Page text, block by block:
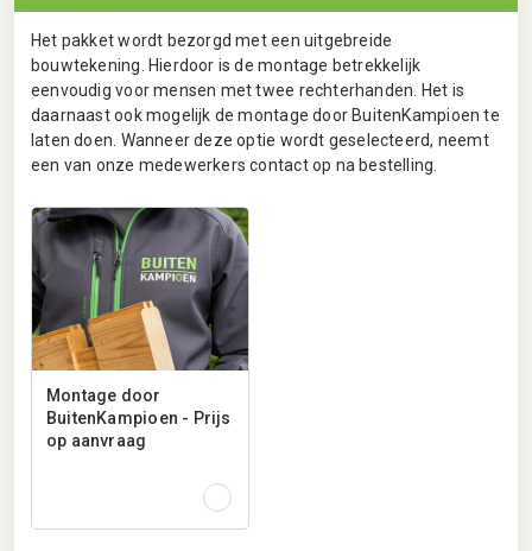
Het pakket wordt bezorgd met een uitgebreide
bouwtekening. Hierdoor is de montage betrekkelijk
eenvoudig voor mensen met twee rechterhanden. Het is
daarnaast ook mogelijk de montage door BuitenKampioen te
laten doen. Wanneer deze optie wordt geselecteerd, neemt
een van onze medewerkers contact op na bestelling.
Montage door
BuitenKampioen - Prijs
op aanvraag